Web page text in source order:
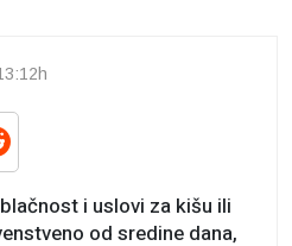
i uslovi za kišu ili
od sredine dana,